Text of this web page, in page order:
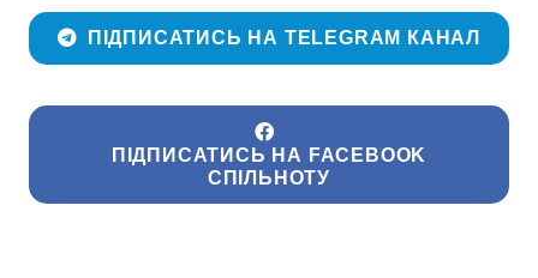
ПІДПИСАТИСЬ НА TELEGRAM КАНАЛ
ПІДПИСАТИСЬ НА FACEBOOK
СПІЛЬНОТУ